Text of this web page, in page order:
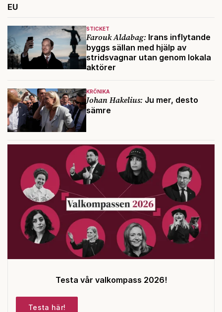
EU
STICKET
Farouk Aldabag: Irans inflytande
byggs sällan med hjälp av
stridsvagnar utan genom lokala
aktörer
KRÖNIKA
Johan Hakelius: Ju mer, desto
sämre
Testa vår valkompass 2026!
Testa här!